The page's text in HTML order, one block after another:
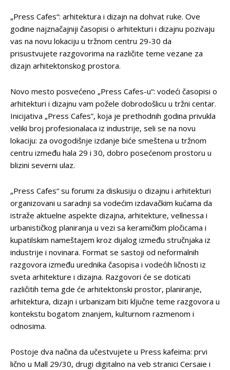
„Press Cafes“: arhitektura i dizajn na dohvat ruke. Ove
godine najznačajniji časopisi o arhitekturi i dizajnu pozivaju
vas na novu lokaciju u tržnom centru 29-30 da
prisustvujete razgovorima na različite teme vezane za
dizajn arhitektonskog prostora.
Novo mesto posvećeno „Press Cafes-u“: vodeći časopisi o
arhitekturi i dizajnu vam požele dobrodošlicu u tržni centar.
Inicijativa „Press Cafes”, koja je prethodnih godina privukla
veliki broj profesionalaca iz industrije, seli se na novu
lokaciju: za ovogodišnje izdanje biće smeštena u tržnom
centru između hala 29 i 30, dobro posećenom prostoru u
blizini severni ulaz.
„Press Cafes“ su forumi za diskusiju o dizajnu i arhitekturi
organizovani u saradnji sa vodećim izdavačkim kućama da
istraže aktuelne aspekte dizajna, arhitekture, vellnessa i
urbanističkog planiranja u vezi sa keramičkim pločicama i
kupatilskim nameštajem kroz dijalog između stručnjaka iz
industrije i novinara. Format se sastoji od neformalnih
razgovora između urednika časopisa i vodećih ličnosti iz
sveta arhitekture i dizajna. Razgovori će se doticati
različitih tema gde će arhitektonski prostor, planiranje,
arhitektura, dizajn i urbanizam biti ključne teme razgovora u
kontekstu bogatom znanjem, kulturnom razmenom i
odnosima.
Postoje dva načina da učestvujete u Press kafeima: prvi
lično u Mall 29/30, drugi digitalno na veb stranici Cersaie i